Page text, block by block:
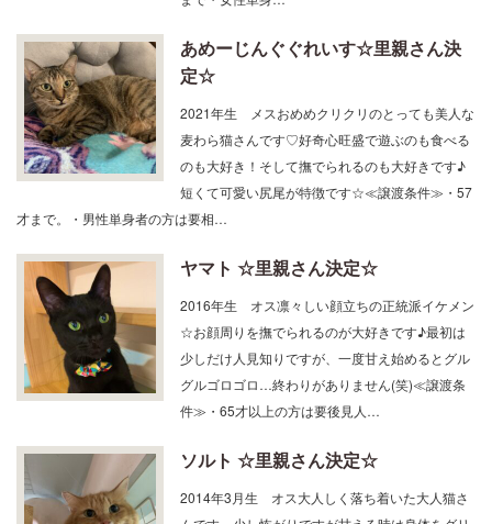
あめーじんぐぐれいす☆里親さん決
定☆
麦わら猫さんです♡好奇心旺盛で遊ぶのも食べる
のも大好き！そして撫でられるのも大好きです♪
短くて可愛い尻尾が特徴です☆≪譲渡条件≫・57
才まで。・男性単身者の方は要相…
ヤマト ☆里親さん決定☆
☆お顔周りを撫でられるのが大好きです♪最初は
少しだけ人見知りですが、一度甘え始めるとグル
グルゴロゴロ…終わりがありません(笑)≪譲渡条
件≫・65才以上の方は要後見人…
ソルト ☆里親さん決定☆
んです。少し怖がりですが甘える時は身体をグリ